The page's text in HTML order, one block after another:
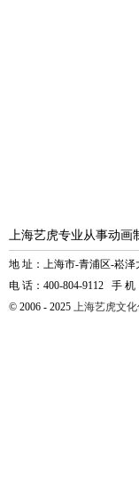
上海艺虎专业从事动画
地 址：上海市-青浦区-崧泽
电 话：400-804-9112 手 机
© 2006 - 2025 上海艺虎文